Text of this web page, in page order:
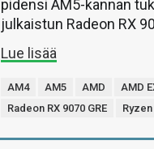
pidensi AM5-kannan
julkaistun Radeon RX
Lue lisää
AM4 AM5 AMD AMD
Radeon RX 9070 GRE
Ryzen